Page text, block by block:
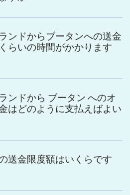
ンドからブータンへの送金
らいの時間がかかります
ンドから ブータン へのオ
はどのように支払えばよい
送金限度額はいくらです